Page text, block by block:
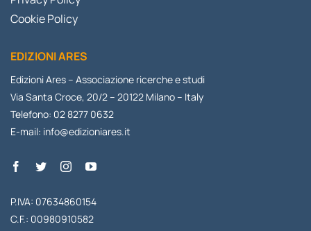
Cookie Policy
EDIZIONI ARES
Edizioni Ares – Associazione ricerche e studi
Via Santa Croce, 20/2 – 20122 Milano – Italy
Telefono: 02 8277 0632
E-mail: info@edizioniares.it
P.IVA: 07634860154
C.F.: 00980910582